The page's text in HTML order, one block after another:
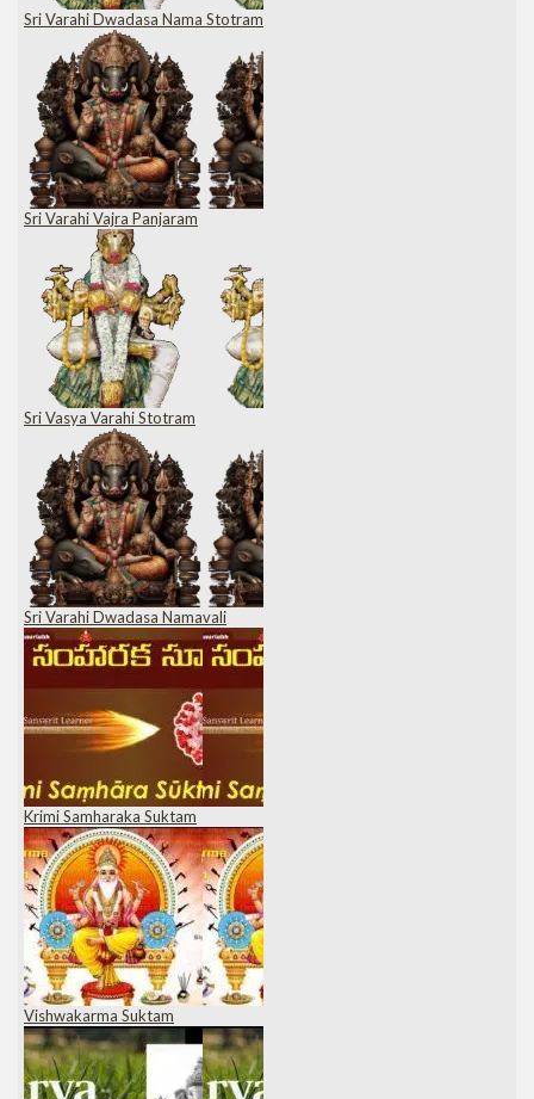
Sri Varahi Dwadasa Nama Stotram
Sri Varahi Vajra Panjaram
Sri Vasya Varahi Stotram
Sri Varahi Dwadasa Namavali
Krimi Samharaka Suktam
Vishwakarma Suktam